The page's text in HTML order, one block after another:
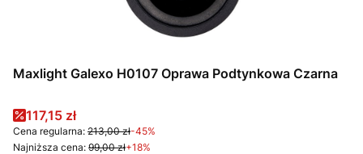
Maxlight Galexo H0107 Oprawa Podtynkowa Czarna
Cena promocyjna
117,15 zł
Cena regularna: 213,00 zł-45%
Najniższa cena: 99,00 zł+18%